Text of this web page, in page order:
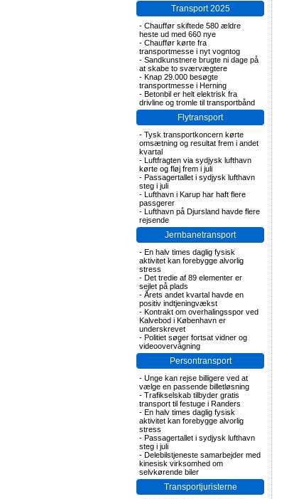
Transport 2025
- Chauffør skiftede 580 ældre
heste ud med 660 nye
- Chauffør kørte fra
transportmesse i nyt vogntog
- Sandkunstnere brugte ni dage på
at skabe to sværvægtere
- Knap 29.000 besøgte
transportmesse i Herning
- Betonbil er helt elektrisk fra
drivline og tromle til transportbånd
Flytransport
- Tysk transportkoncern kørte
omsætning og resultat frem i andet
kvartal
- Luftfragten via sydjysk lufthavn
kørte og fløj frem i juli
- Passagertallet i sydjysk lufthavn
steg i juli
- Lufthavn i Karup har haft flere
passgerer
- Lufthavn på Djursland havde flere
rejsende
Jernbanetransport
- En halv times daglig fysisk
aktivitet kan forebygge alvorlig
stress
- Det tredie af 89 elementer er
sejlet på plads
- Årets andet kvartal havde en
positiv indtjeningvækst
- Kontrakt om overhalingsspor ved
Kalvebod i København er
underskrevet
- Politiet søger fortsat vidner og
videoovervågning
Persontransport
- Unge kan rejse billigere ved at
vælge en passende billetløsning
- Trafikselskab tilbyder gratis
transport til festuge i Randers
- En halv times daglig fysisk
aktivitet kan forebygge alvorlig
stress
- Passagertallet i sydjysk lufthavn
steg i juli
- Delebilstjeneste samarbejder med
kinesisk virksomhed om
selvkørende biler
Transportjuristerne